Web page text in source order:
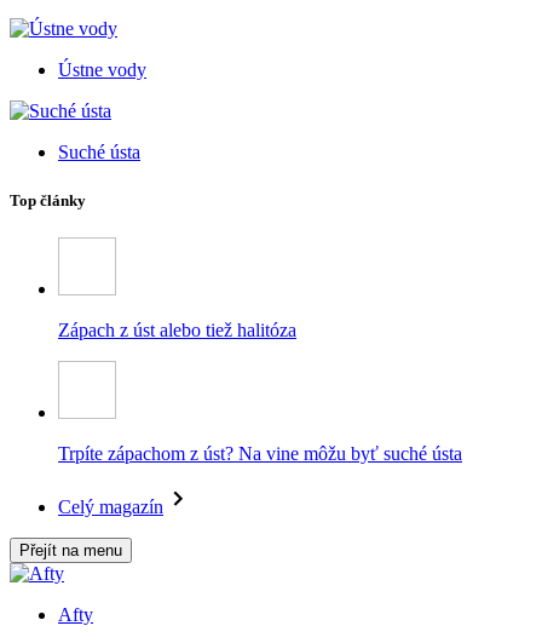
Ústne vody
Suché ústa
Top články
Zápach z úst alebo tiež halitóza
Trpíte zápachom z úst? Na vine môžu byť suché ústa
Celý magazín
Přejít na menu
Afty